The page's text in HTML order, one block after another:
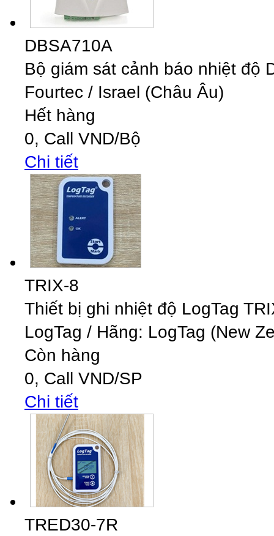
DBSA710A
Bộ giám sát cảnh báo nhiệt độ
Fourtec / Israel (Châu Âu)
Hết hàng
0, Call VND/Bộ
Chi tiết
TRIX-8
Thiết bị ghi nhiệt độ LogTag
LogTag / Hãng: LogTag (New
Còn hàng
0, Call VND/SP
Chi tiết
TRED30-7R